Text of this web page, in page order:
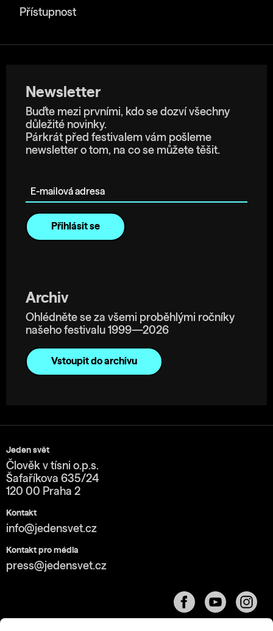
Přístupnost
Newsletter
Buďte mezi prvními, kdo se dozví všechny
důležité novinky.
Párkrát před festivalem vám pošleme
newsletter o tom, na co se můžete těšit.
Archiv
Ohlédněte se za všemi proběhlými ročníky
našeho festivalu 1999—2026
Vstoupit do archivu
Jeden svět
Člověk v tísni o.p.s.
Šafaříkova 635/24
120 00 Praha 2
Kontakt
info@jedensvet.cz
Kontakt pro média
press@jedensvet.cz